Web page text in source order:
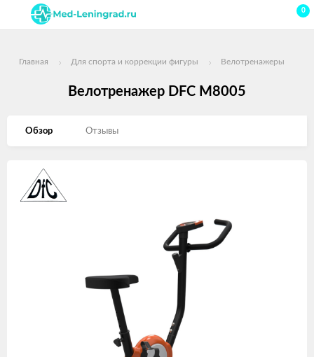
0
Главная Для спорта и коррекции фигуры Велотренажеры
Велотренажер DFC M8005
Обзор Отзывы
Изображения